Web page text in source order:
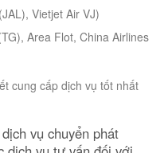
Vietjet Air VJ)
Area Flot, China Airlines
cung cấp dịch vụ tốt nhất
vụ chuyển phát